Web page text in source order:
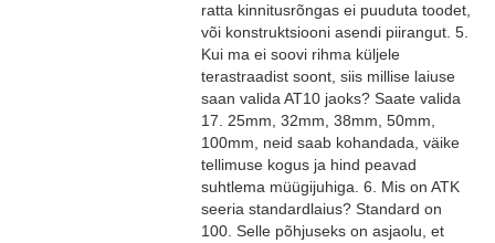
ratta kinnitusrõngas ei puuduta toodet,
või konstruktsiooni asendi piirangut. 5.
Kui ma ei soovi rihma küljele
terastraadist soont, siis millise laiuse
saan valida AT10 jaoks? Saate valida
17. 25mm, 32mm, 38mm, 50mm,
100mm, neid saab kohandada, väike
tellimuse kogus ja hind peavad
suhtlema müügijuhiga. 6. Mis on ATK
seeria standardlaius? Standard on
100. Selle põhjuseks on asjaolu, et